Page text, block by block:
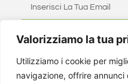
Valorizziamo la tua
Utilizziamo i cookie per
navigazione, offrire